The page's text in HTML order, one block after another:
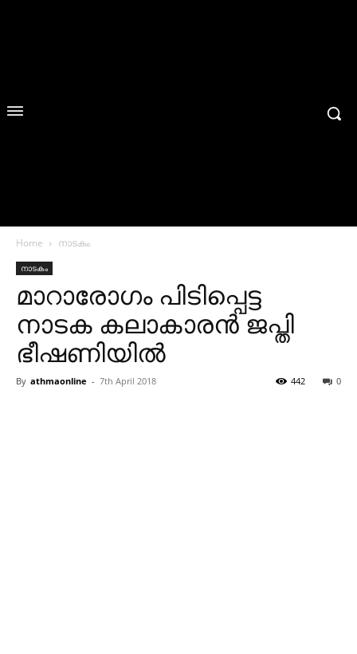
Home നാടകം
നാടകം
മാറാരോഗം പിടിപ്പെട്ട
നാടക കലാകാരന്‍ ജപ്തി
ഭീഷണിയിൽ
By athmaonline - 7th April 2018 0
442